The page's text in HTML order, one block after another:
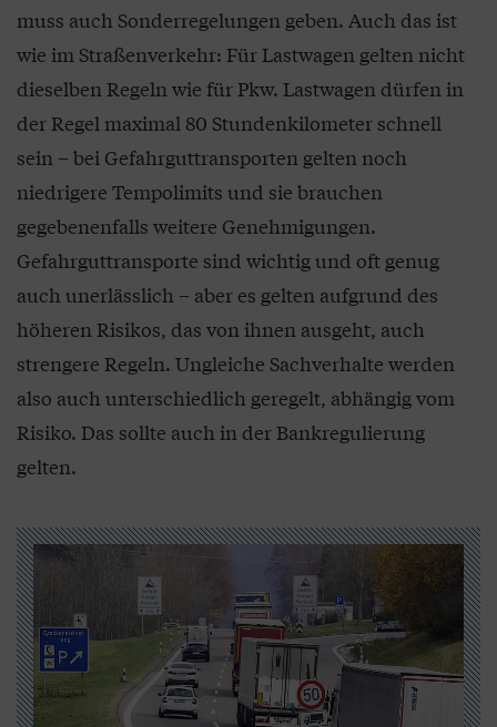
muss auch Sonderregelungen geben. Auch das ist
wie im Straßenverkehr: Für Lastwagen gelten nicht
dieselben Regeln wie für Pkw. Lastwagen dürfen in
der Regel maximal 80 Stundenkilometer schnell
sein – bei Gefahrguttransporten gelten noch
niedrigere Tempolimits und sie brauchen
gegebenenfalls weitere Genehmigungen.
Gefahrguttransporte sind wichtig und oft genug
auch unerlässlich – aber es gelten aufgrund des
höheren Risikos, das von ihnen ausgeht, auch
strengere Regeln. Ungleiche Sachverhalte werden
also auch unterschiedlich geregelt, abhängig vom
Risiko. Das sollte auch in der Bankregulierung
gelten.